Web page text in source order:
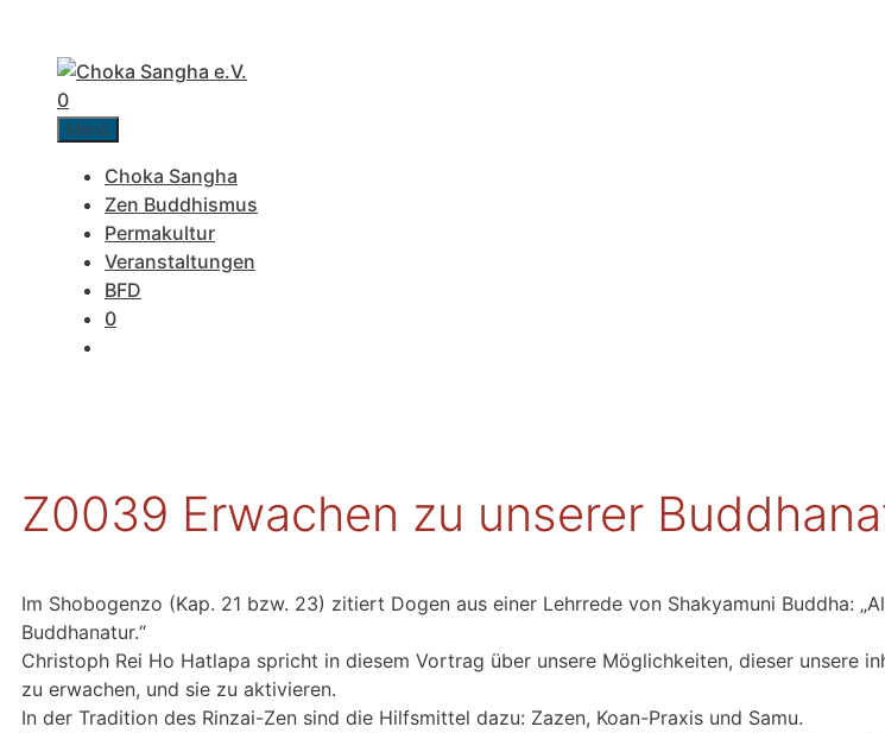
Inhalt
springen
0
Menü
Choka Sangha
Zen Buddhismus
Permakultur
Veranstaltungen
BFD
0
Z0039 Erwachen zu unserer
Im Shobogenzo (Kap. 21 bzw. 23) zitiert Dogen aus einer Lehrrede von Shakyamuni Buddha:
Buddhanatur.“
Christoph Rei Ho Hatlapa spricht in diesem Vortrag über unsere Möglichkeiten, dieser unsere
zu erwachen, und sie zu aktivieren.
In der Tradition des Rinzai-Zen sind die Hilfsmittel dazu: Zazen, Koan-Praxis und Samu.